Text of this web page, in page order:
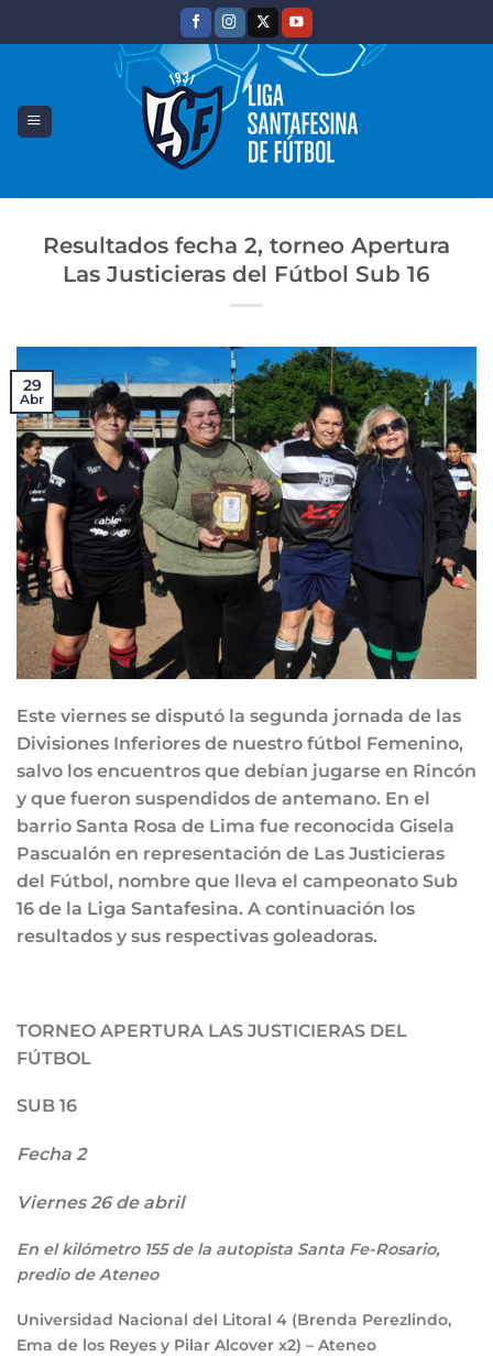
Resultados fecha 2, torneo Apertura
Las Justicieras del Fútbol Sub 16
29
Abr
Este viernes se disputó la segunda jornada de las
Divisiones Inferiores de nuestro fútbol Femenino,
salvo los encuentros que debían jugarse en Rincón
y que fueron suspendidos de antemano. En el
barrio Santa Rosa de Lima fue reconocida Gisela
Pascualón en representación de Las Justicieras
del Fútbol, nombre que lleva el campeonato Sub
16 de la Liga Santafesina. A continuación los
resultados y sus respectivas goleadoras.
TORNEO APERTURA LAS JUSTICIERAS DEL
FÚTBOL
SUB 16
Fecha 2
Viernes 26 de abril
En el kilómetro 155 de la autopista Santa Fe-Rosario,
predio de Ateneo
Universidad Nacional del Litoral 4 (Brenda Perezlindo,
Ema de los Reyes y Pilar Alcover x2) – Ateneo